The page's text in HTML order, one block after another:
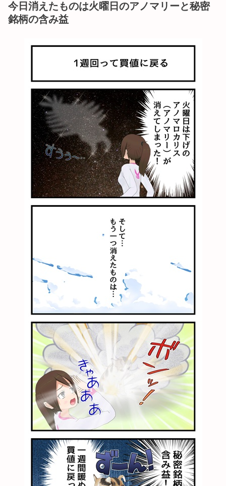
今日消えたものは火曜日のアノマリーと秘密
銘柄の含み益